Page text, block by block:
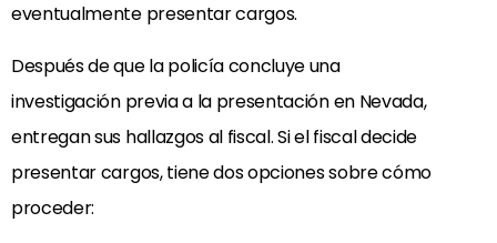
eventualmente presentar cargos.
Después de que la policía concluye una
investigación previa a la presentación en Nevada,
entregan sus hallazgos al fiscal. Si el fiscal decide
presentar cargos, tiene dos opciones sobre cómo
proceder: